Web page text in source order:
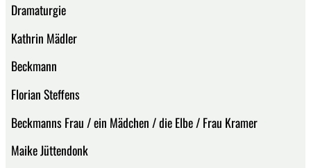
Dramaturgie
Kathrin Mädler
Beckmann
Florian Steffens
Beckmanns Frau / ein Mädchen / die Elbe / Frau Kramer
Maike Jüttendonk